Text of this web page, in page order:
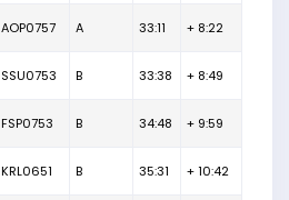
AOP0757 A 33:11 + 8:22
SSU0753 B 33:38 + 8:49
FSP0753 B 34:48 + 9:59
KRL0651 B 35:31 + 10:42